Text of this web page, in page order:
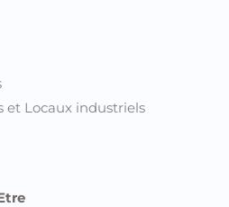
et Locaux industriels